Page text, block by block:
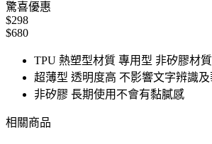
驚喜優惠
$298
$680
TPU 熱塑型材質 專用型 非矽膠材質
超薄型 透明度高 不影響文字辨識
非矽膠 長期使用不會有黏膩感
相關商品